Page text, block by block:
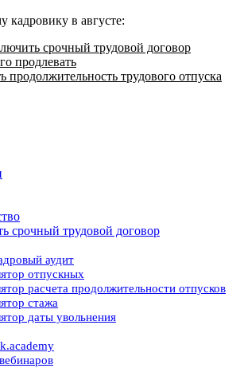
кадровику в августе:
срочный трудовой договор
продлевать
продолжительность трудового отпуска
срочный трудовой договор
аудит
отпускных
расчета продолжительности отпусков
стажа
даты увольнения